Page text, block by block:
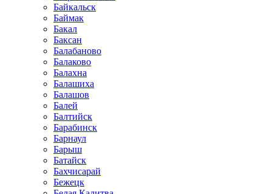
Байкальск
Баймак
Бакал
Баксан
Балабаново
Балаково
Балахна
Балашиха
Балашов
Балей
Балтийск
Барабинск
Барнаул
Барыш
Батайск
Бахчисарай
Бежецк